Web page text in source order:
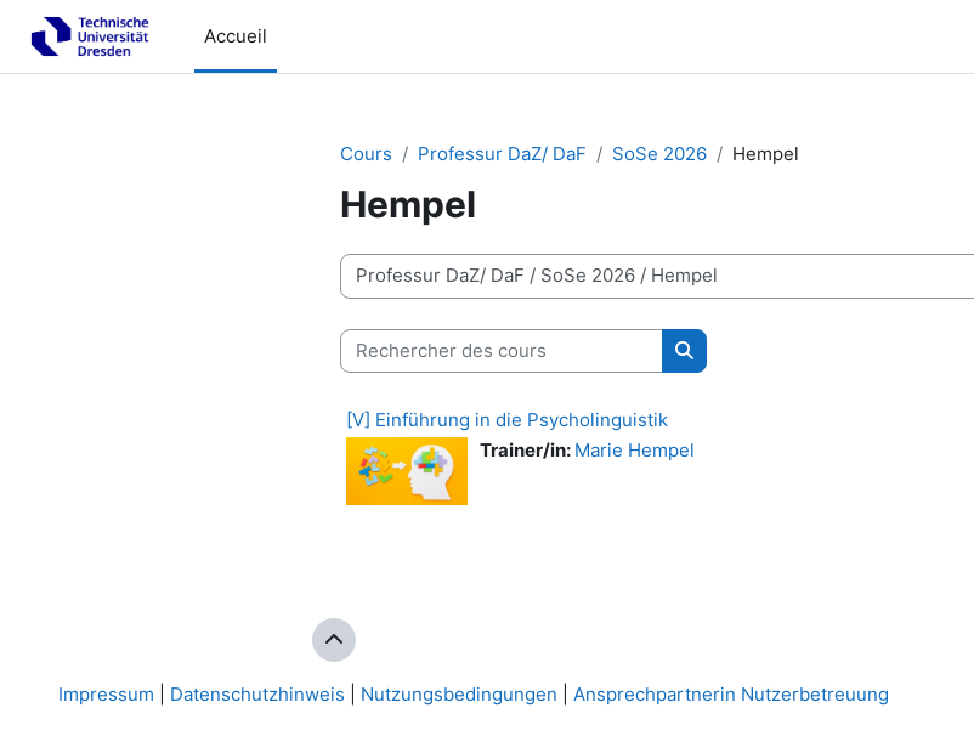
Passer au contenu principal
Accueil
Cours Professur DaZ/ DaF SoSe 2026 Hempel
Hempel
Catégories de cours
Rechercher des cours
Rechercher des cours
[V] Einführung in die Psycholinguistik
Trainer/in: Marie Hempel
Impressum Datenschutzhinweis Nutzungsbedingungen Ansprechpartnerin Nutzerbetreuung